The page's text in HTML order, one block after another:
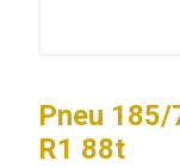
Pneu 185/
R1 88t